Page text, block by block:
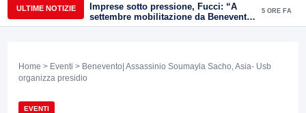
ULTIME NOTIZIE
Imprese sotto pressione, Fucci: “A
settembre mobilitazione da Benevento
e Avellino”
5 ORE FA
Home > Eventi > Benevento| Assassinio Soumayla Sacho, Asia- Usb
organizza presidio
EVENTI